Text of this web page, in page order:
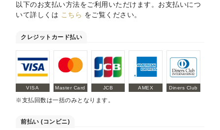
以下のお支払い方法をご利用いただけます。お支払いにつ
いて詳しくは こちら をご覧ください。
クレジットカード払い
VISA Master Card JCB AMEX Diners Club
※支払回数は一括のみとなります。
前払い (コンビニ)